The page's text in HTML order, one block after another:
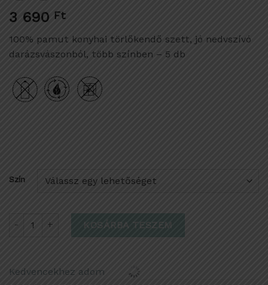
3 690 Ft
100% pamut konyhai törlőkendő szett, jó nedvszívó
darázsvászonból, több színben – 5 db
Szín
KOSÁRBA TESZEM
Kedvencekhez adom